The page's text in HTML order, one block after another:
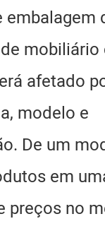
embalagem
afetado
modelo e
De um
em
preços no